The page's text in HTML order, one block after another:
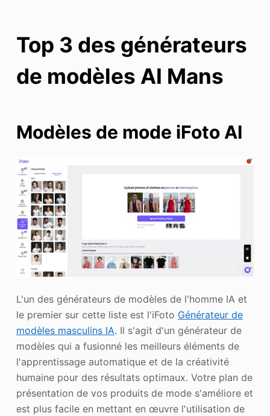
Top 3 des générateurs
de modèles AI Mans
Modèles de mode iFoto AI
L'un des générateurs de modèles de l'homme IA et
le premier sur cette liste est l'iFoto Générateur de
modèles masculins IA. Il s'agit d'un générateur de
modèles qui a fusionné les meilleurs éléments de
l'apprentissage automatique et de la créativité
humaine pour des résultats optimaux. Votre plan de
présentation de vos produits de mode s'améliore et
est plus facile en mettant en œuvre l'utilisation de